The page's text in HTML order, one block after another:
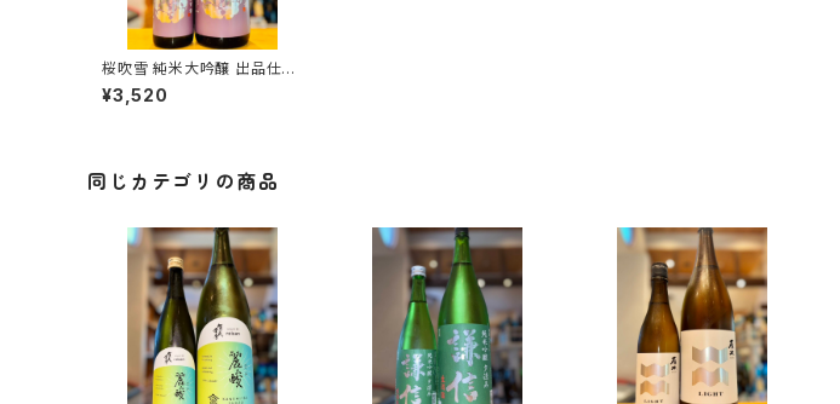
桜吹雪 純米大吟醸 出品仕込
R7BY（火入）720ml１本（金
光酒造・広島県東広島市黒瀬
¥3,520
同じカテゴリの商品